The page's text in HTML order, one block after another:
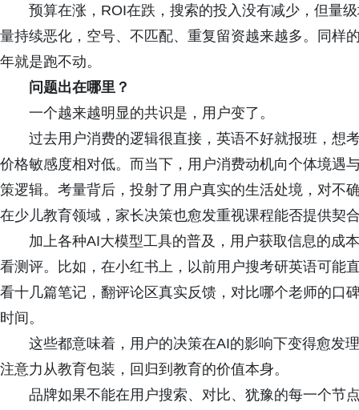
预算在涨，ROI在跌，搜索的投入没有减少，但量级
量持续恶化，空号、不匹配、重复留资越来越多。同样
年就是跑不动。
问题出在哪里？
一个越来越明显的共识是，用户变了。
过去用户消费的逻辑很直接，英语不好就报班，想
价格敏感度相对低。而当下，用户消费动机向个体境遇
策逻辑。考量背后，投射了用户真实的生活处境，对不
在少儿教育领域，家长决策也愈发重视课程能否提供契
加上各种AI大模型工具的普及，用户获取信息的成
看测评。比如，在小红书上，以前用户搜考研英语可能
看十几篇笔记，翻评论区真实反馈，对比哪个老师的口
时间。
这些都意味着，用户的决策在AI的影响下变得愈发
注意力从教育包装，回归到教育的价值本身。
品牌如果不能在用户搜索、对比、犹豫的每一个节